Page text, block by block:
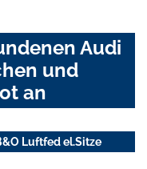
Audi
und
an
Luftfed el.Sitze